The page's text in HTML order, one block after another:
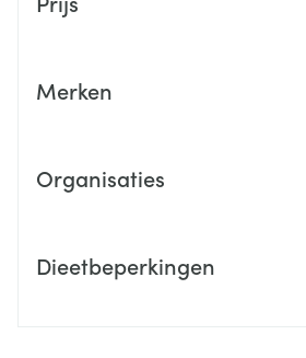
Merken
Organisaties
Dieetbeperkingen